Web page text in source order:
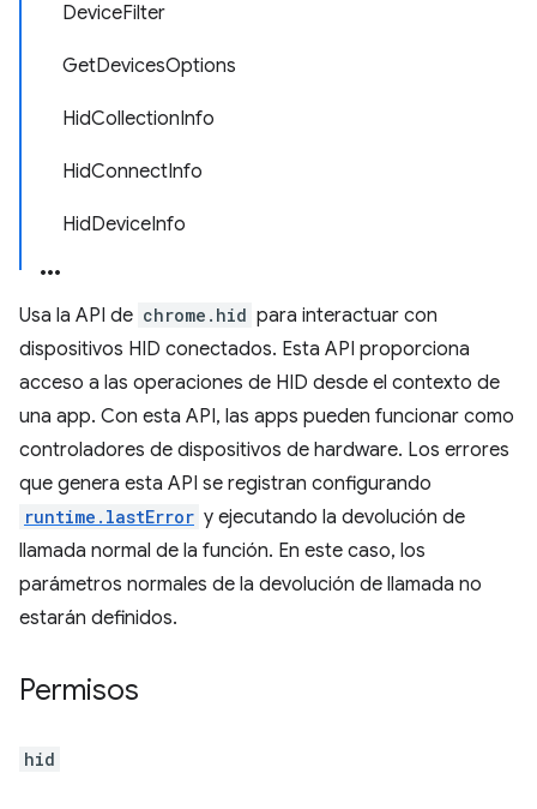
DeviceFilter
GetDevicesOptions
HidCollectionInfo
HidConnectInfo
HidDeviceInfo
Usa la API de chrome.hid para interactuar con
dispositivos HID conectados. Esta API proporciona
acceso a las operaciones de HID desde el contexto de
una app. Con esta API, las apps pueden funcionar como
controladores de dispositivos de hardware. Los errores
que genera esta API se registran configurando
runtime.lastError y ejecutando la devolución de
llamada normal de la función. En este caso, los
parámetros normales de la devolución de llamada no
estarán definidos.
Permisos
hid